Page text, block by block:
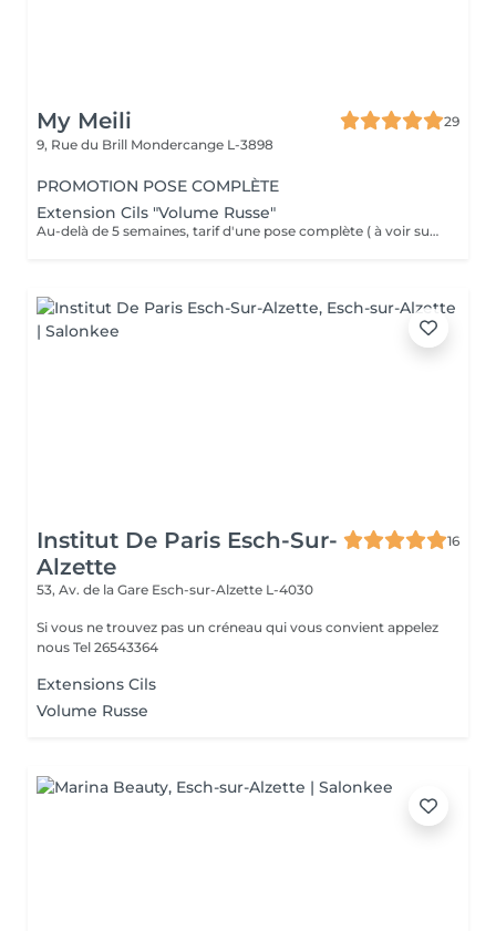
My Meili
29
9, Rue du Brill Mondercange L-3898
PROMOTION POSE COMPLÈTE
Extension Cils "Volume Russe"
Au-delà de 5 semaines, tarif d'une pose complète ( à voir sur place ) . IMPORTANT : Dans le cas où la pose initiale ou remplissage précédente était effectuée par un autre prestataire du service, la pose chez My meili sera facturée comme une pose complète + la dépose. Annulation 48h avant la date du rendez-vous merci .
Institut De Paris Esch-Sur-
Alzette
16
53, Av. de la Gare Esch-sur-Alzette L-4030
Si vous ne trouvez pas un créneau qui vous convient appelez
nous Tel 26543364
Extensions Cils
Volume Russe